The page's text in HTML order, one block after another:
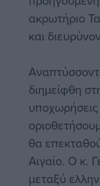
ακρωτήριο
και
διημείφθη
θα
Αιγαίο. Ο κ.
μεταξύ